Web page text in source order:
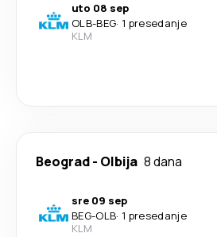
uto 08 sep
OLB-BEG· 1 presedanje
KLM
Beograd- Olbija 8 dana
sre 09 sep
BEG-OLB· 1 presedanje
KLM